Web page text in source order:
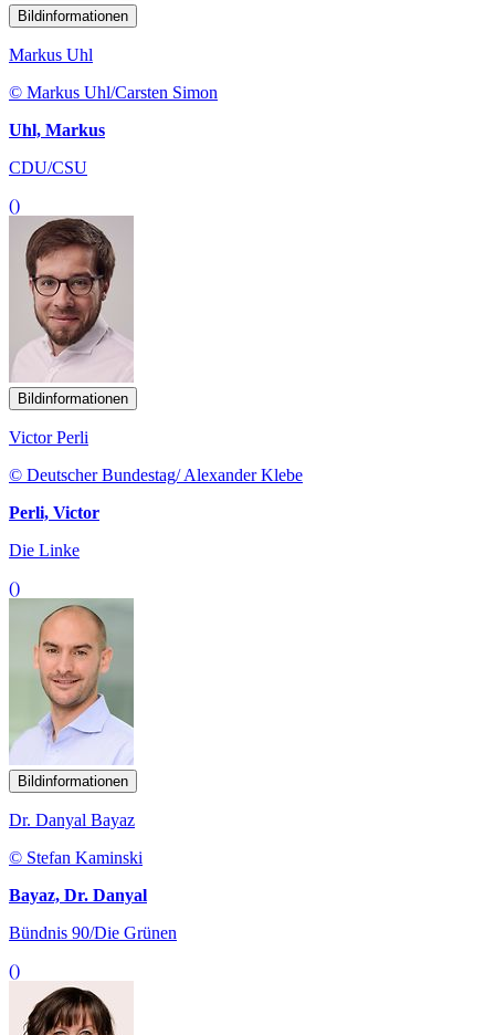
Bildinformationen
Markus Uhl
© Markus Uhl/Carsten Simon
Uhl, Markus
CDU/CSU
()
Bildinformationen
Victor Perli
© Deutscher Bundestag/ Alexander Klebe
Perli, Victor
Die Linke
()
Bildinformationen
Dr. Danyal Bayaz
© Stefan Kaminski
Bayaz, Dr. Danyal
Bündnis 90/Die Grünen
()